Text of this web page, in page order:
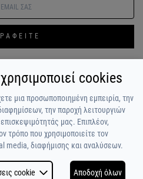
ΑΓΑΠΗΜΕΝΑ ΕΠΙΚΟΙΝΩΝΙΑ
ΠΟΛΙΤΙΚΗ ΑΠΟΡΡΗΤΟΥ
Η ΟΜΑΔΑ
ΣΧΟΛΙΑ
ΠΕΛΑΤΩΝ
cookies
μια προσωποποιημένη εμπειρία, την
την παροχή λειτουργιών
μας. Επιπλέον,
τρόπο που χρησιμοποιείτε τον
media, διαφήμισης και αναλύσεων.
cookie Αποδοχή όλων